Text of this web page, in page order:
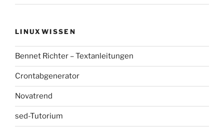
LINUXWISSEN
Bennet Richter – Textanleitungen
Crontabgenerator
Novatrend
sed-Tutorium